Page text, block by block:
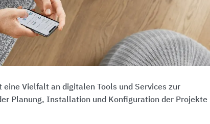
eine Vielfalt an digitalen Tools und Services zur
Planung, Installation und Konfiguration der Projekte